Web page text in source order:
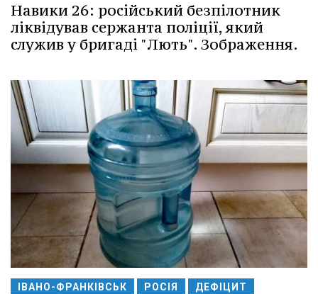
Навики 26: російський безпілотник
ліквідував сержанта поліції, який
служив у бригаді "Лють". Зображення.
ІВАНО-ФРАНКІВСЬК РОСІЯ ДЕФІЦИТ